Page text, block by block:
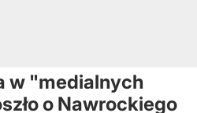
w "medialnych
o Nawrockiego